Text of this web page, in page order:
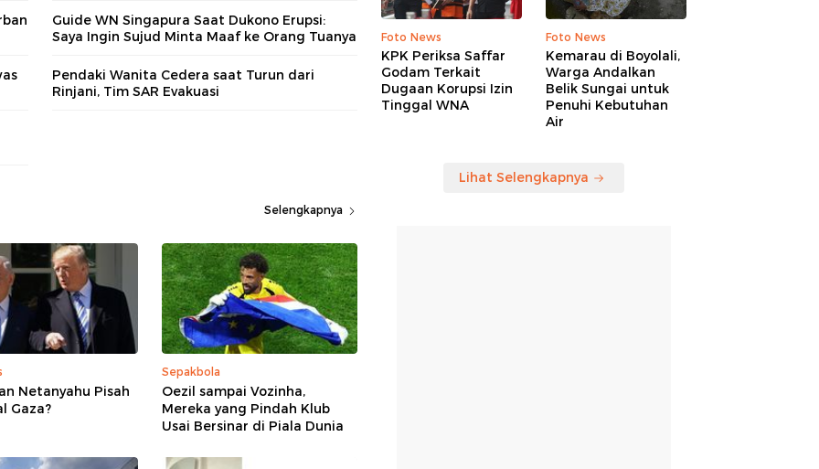
Guide WN Singapura Saat Dukono Erupsi:
Saya Ingin Sujud Minta Maaf ke Orang Tuanya
Pendaki Wanita Cedera saat Turun dari
Rinjani, Tim SAR Evakuasi
Selengkapnya
Netanyahu Pisah
Gaza?
Sepakbola
Oezil sampai Vozinha,
Mereka yang Pindah Klub
Usai Bersinar di Piala Dunia
Foto News
KPK Periksa Saffar
Godam Terkait
Dugaan Korupsi Izin
Tinggal WNA
Foto News
Kemarau di Boyolali,
Warga Andalkan
Belik Sungai untuk
Penuhi Kebutuhan
Air
Lihat Selengkapnya